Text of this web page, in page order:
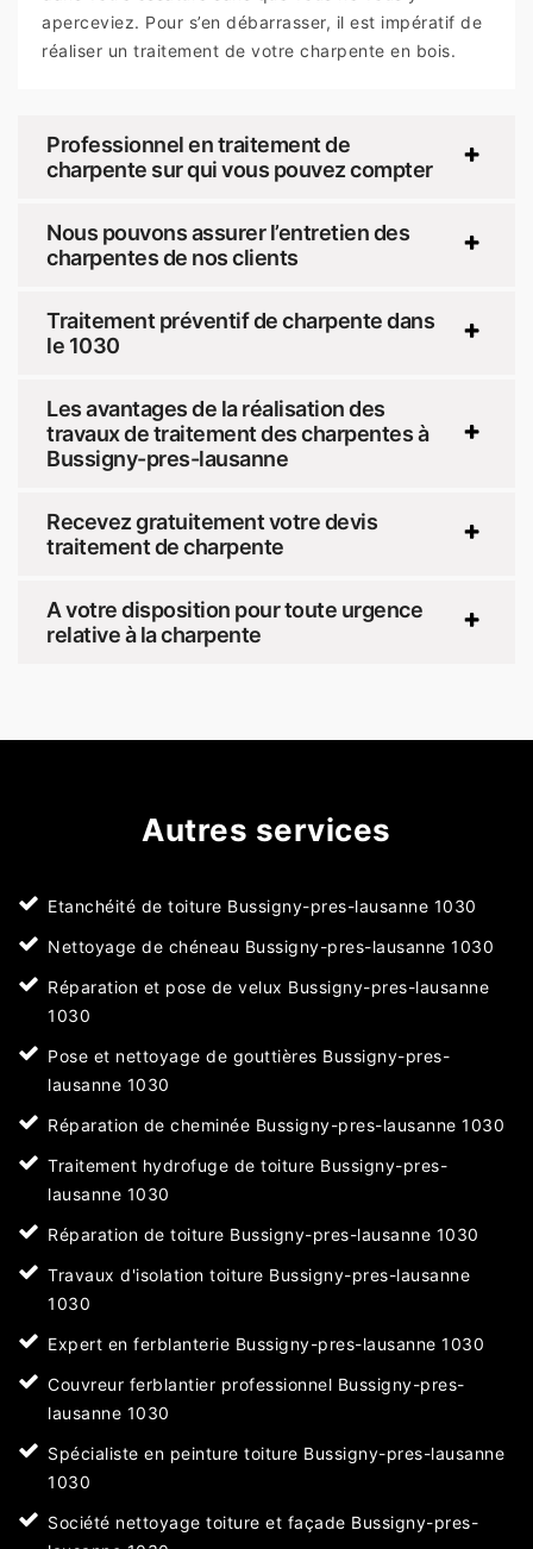
aperceviez. Pour s’en débarrasser, il est impératif de
réaliser un traitement de votre charpente en bois.
Professionnel en traitement de
charpente sur qui vous pouvez compter
Nous pouvons assurer l’entretien des
charpentes de nos clients
Traitement préventif de charpente dans
le 1030
Les avantages de la réalisation des
travaux de traitement des charpentes à
Bussigny-pres-lausanne
Recevez gratuitement votre devis
traitement de charpente
A votre disposition pour toute urgence
relative à la charpente
Autres services
Etanchéité de toiture Bussigny-pres-lausanne 1030
Nettoyage de chéneau Bussigny-pres-lausanne 1030
Réparation et pose de velux Bussigny-pres-lausanne
1030
Pose et nettoyage de gouttières Bussigny-pres-
lausanne 1030
Réparation de cheminée Bussigny-pres-lausanne 1030
Traitement hydrofuge de toiture Bussigny-pres-
lausanne 1030
Réparation de toiture Bussigny-pres-lausanne 1030
Travaux d'isolation toiture Bussigny-pres-lausanne
1030
Expert en ferblanterie Bussigny-pres-lausanne 1030
Couvreur ferblantier professionnel Bussigny-pres-
lausanne 1030
Spécialiste en peinture toiture Bussigny-pres-lausanne
1030
Société nettoyage toiture et façade Bussigny-pres-